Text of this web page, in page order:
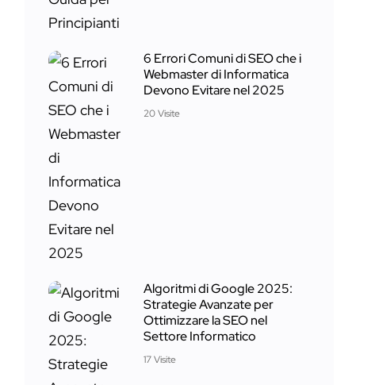
6 Errori Comuni di SEO che i
Webmaster di Informatica
Devono Evitare nel 2025
20 Visite
Algoritmi di Google 2025:
Strategie Avanzate per
Ottimizzare la SEO nel
Settore Informatico
17 Visite